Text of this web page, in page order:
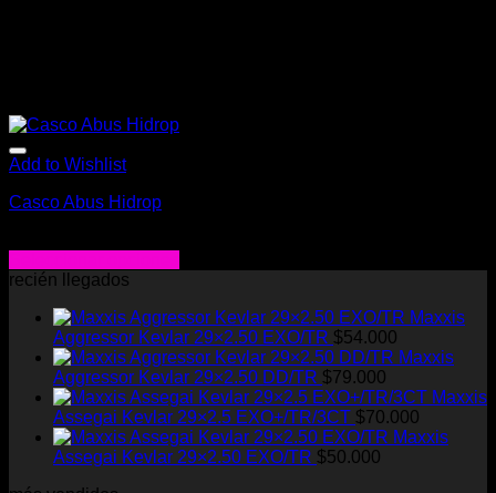
Add to Wishlist
Casco Abus Hidrop
Este
tiene
múltiples
variantes.
opciones
pueden
recién llegados
Maxxis
Aggressor Kevlar 29×2.50 EXO/TR $54.000
Maxxis
Aggressor Kevlar 29×2.50 DD/TR $79.000
Maxxis
Assegai Kevlar 29×2.5 EXO+/TR/3CT $70.000
Maxxis
Assegai Kevlar 29×2.50 EXO/TR $50.000